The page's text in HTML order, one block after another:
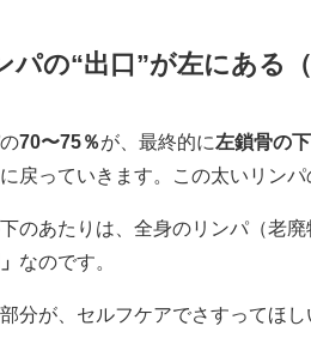
の“出口”が左にある（
70〜75％が、最終的に左鎖骨の
戻っていきます。この太いリンパ
のあたりは、全身のリンパ（老
なのです。
分が、セルフケアでさすってほし